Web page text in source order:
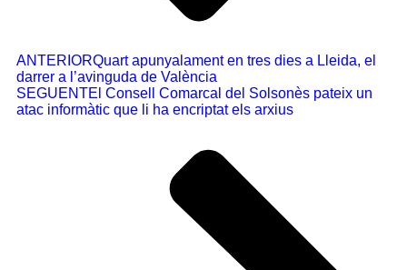
ANTERIORQuart apunyalament en tres dies a Lleida, el
darrer a l’avinguda de València
SEGUENTEl Consell Comarcal del Solsonès pateix un
atac informàtic que li ha encriptat els arxius